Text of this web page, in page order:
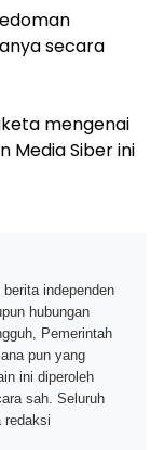
secara
mengenai
Media Siber ini
independen
hubungan
Pemerintah
pun yang
ini diperoleh
sah. Seluruh
redaksi